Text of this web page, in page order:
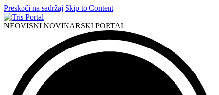
Preskoči na sadržaj Skip to Content
NEOVISNI NOVINARSKI PORTAL